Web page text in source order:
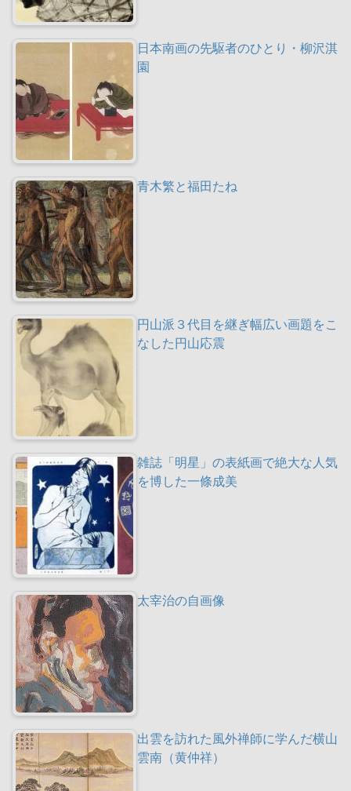
日本南画の先駆者のひとり・柳沢淇
園
青木繁と福田たね
円山派３代目を継ぎ幅広い画題をこ
なした円山応震
雑誌「明星」の表紙画で絶大な人気
を博した一條成美
太宰治の自画像
出雲を訪れた風外禅師に学んだ横山
雲南（黄仲祥）